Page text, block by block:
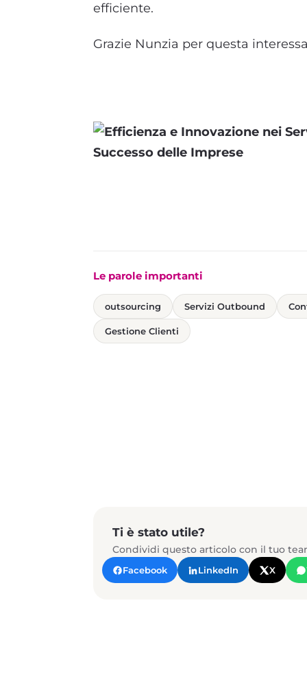
efficiente.
Grazie Nunzia per questa
Le parole importanti
outsourcing Servizi Outbound
Gestione Clienti
Ti è stato utile?
Condividi questo articolo con il tuo
Facebook LinkedIn X